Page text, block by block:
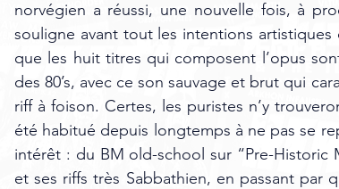
norvégien a réussi, une nouvelle fois, à
souligne avant tout les intentions
que les huit titres qui composent l’opus
des 80’s, avec ce son sauvage et brut qui
riff à foison. Certes, les puristes n’y
été habitué depuis longtemps à ne pas se
intérêt : du BM old-school sur “Pre-Historic
et ses riffs très Sabbathien, en passant par